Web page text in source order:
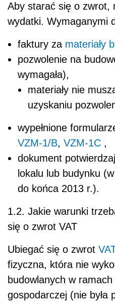
Aby starać się o zwrot,
wydatki. Wymaganymi
faktury za materiały
pozwolenie na
wymagała),
materiały nie
uzyskaniu
wypełnione
VZM-1/B, VZM-1C ,
dokument
lokalu lub budynku
do końca 2013 r.).
1.2. Jakie warunki
się o zwrot VAT
Ubiegać się o zwrot
fizyczna, która nie
budowlanych w ramach
gospodarczej (nie była